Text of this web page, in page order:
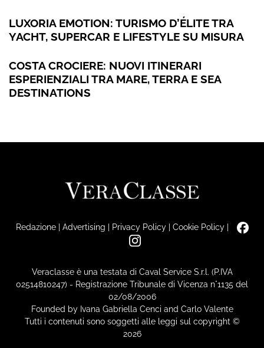
LUXORIA EMOTION: TURISMO D’ÉLITE TRA
YACHT, SUPERCAR E LIFESTYLE SU MISURA
COSTA CROCIERE: NUOVI ITINERARI
ESPERIENZIALI TRA MARE, TERRA E SEA
DESTINATIONS
Redazione| Advertising | Privacy Policy| Cookie Policy|
Veraclasse è una testata di Caval Service S.r.l. (P.IVA
02514810247) - Registrazione Tribunale di Vicenza n°1135 del
02/08/2006
Founded by Ivana Gabriella Cenci and Carlo Valente
Tutti i contenuti sono soggetti alle leggi sul copyright ©
2026